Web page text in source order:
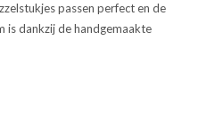
passen perfect en de
is dankzij de handgemaakte